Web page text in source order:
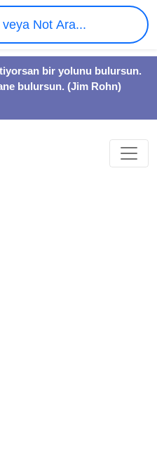
bir yolunu bulursun.
bulursun. (Jim Rohn)
Not Ara...